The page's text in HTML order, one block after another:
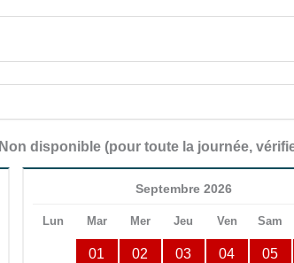
Non disponible (pour toute la journée,
Septembre 2026
Lun Mar Mer Jeu Ven Sam
01 02 03 04 05